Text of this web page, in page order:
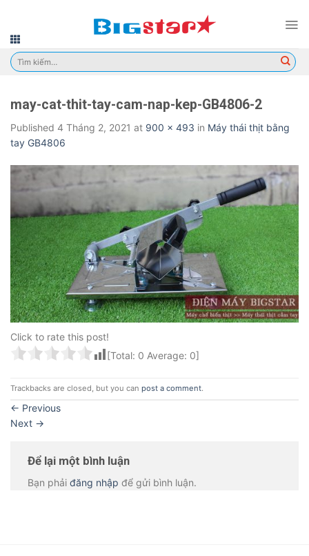
content
Tìm
kiếm:
may-cat-thit-tay-cam-nap-kep-GB4806-2
Published 4 Tháng 2, 2021 at 900 × 493 in Máy thái thịt bằng
tay GB4806
Click to rate this post!
[Total: 0 Average: 0]
Trackbacks are closed, but you can post a comment.
← Previous
Next →
Để lại một bình luận
Bạn phải đăng nhập để gửi bình luận.